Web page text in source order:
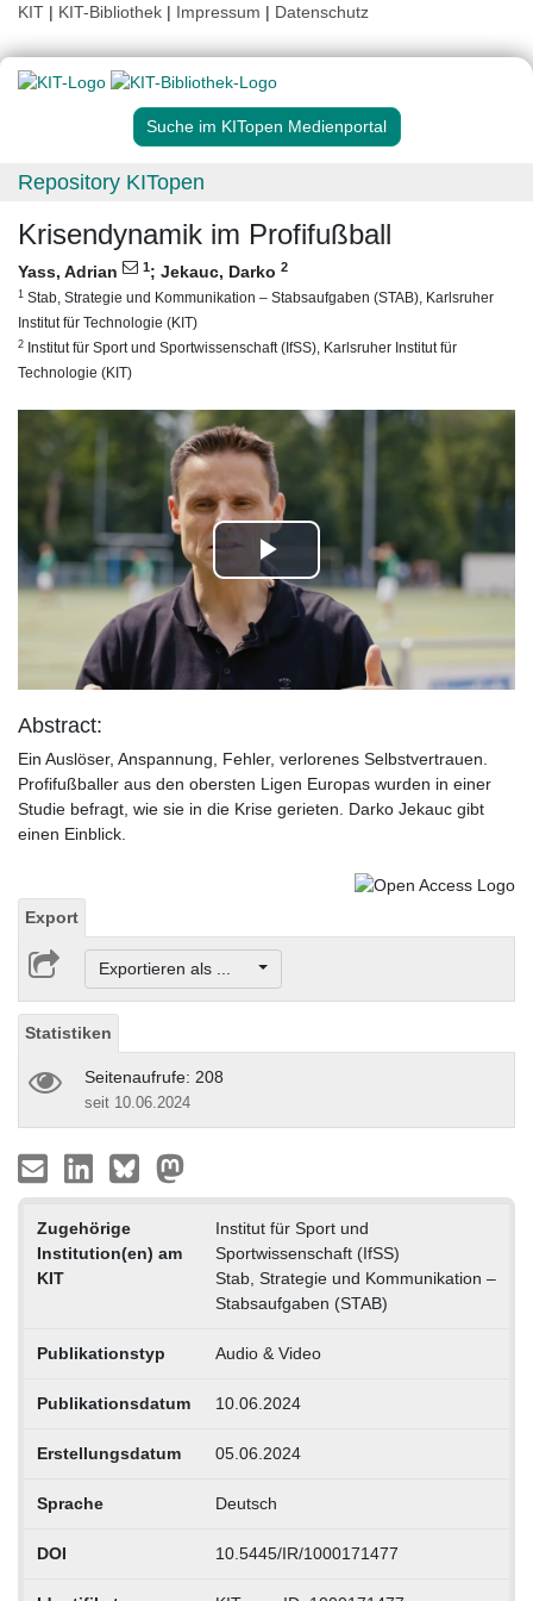
KIT | KIT-Bibliothek | Impressum | Datenschutz
Suche im KITopen Medienportal
Repository KITopen
Krisendynamik im Profifußball
Yass, Adrian 1; Jekauc, Darko 2
1 Stab, Strategie und Kommunikation – Stabsaufgaben (STAB), Karlsruher
Institut für Technologie (KIT)
2 Institut für Sport und Sportwissenschaft (IfSS), Karlsruher Institut für
Technologie (KIT)
Play
Video
Abstract:
Ein Auslöser, Anspannung, Fehler, verlorenes Selbstvertrauen.
Profifußballer aus den obersten Ligen Europas wurden in einer
Studie befragt, wie sie in die Krise gerieten. Darko Jekauc gibt
einen Einblick.
Export
Exportieren als ...
Statistiken
Seitenaufrufe: 208
seit 10.06.2024
Zugehörige
Institution(en) am
KIT
Institut für Sport und
Sportwissenschaft (IfSS)
Stab, Strategie und Kommunikation –
Stabsaufgaben (STAB)
Publikationstyp Audio & Video
Publikationsdatum 10.06.2024
Erstellungsdatum 05.06.2024
Sprache Deutsch
DOI 10.5445/IR/1000171477